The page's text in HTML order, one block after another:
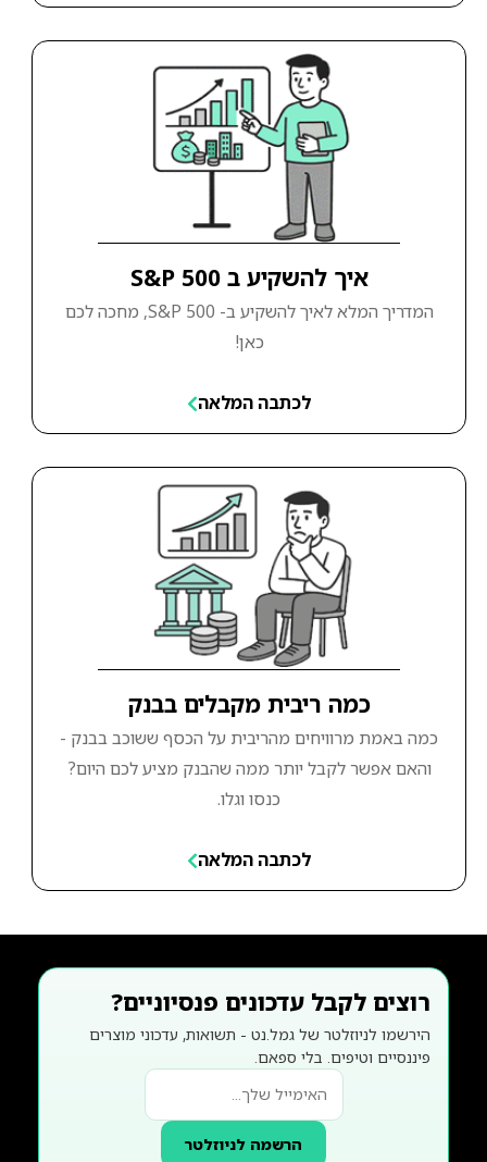
איך להשקיע ב S&P 500
המדריך המלא לאיך להשקיע ב- S&P 500, מחכה לכם
כאן!
לכתבה המלאה
כמה ריבית מקבלים בבנק
כמה באמת מרוויחים מהריבית על הכסף ששוכב בבנק -
והאם אפשר לקבל יותר ממה שהבנק מציע לכם היום?
כנסו וגלו.
לכתבה המלאה
רוצים לקבל עדכונים פנסיוניים?
הירשמו לניוזלטר של גמל.נט - תשואות, עדכוני מוצרים
פיננסיים וטיפים. בלי ספאם.
הרשמה לניוזלטר